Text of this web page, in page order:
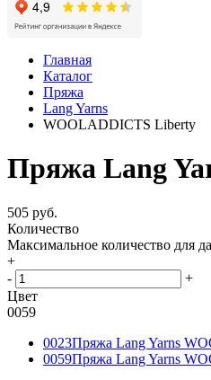
Главная
Каталог
Пряжа
Lang Yarns
WOOLADDICTS Liberty
Пряжа Lang
505 руб.
Количество
Максимальное количество для
+
-
+
Цвет
0059
0023Пряжа Lang Yarns
0059Пряжа Lang Yarns